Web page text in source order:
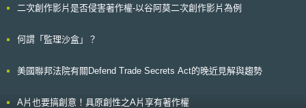
旬發布施行。 面對近幾年行動遊戲的興起，中國大陸政府不斷重申行
性成長，以及生命週期短暫之特色下，遊戲業者未依規定送審情形，並不少
戲的內容管制將日趨落實。對此，我方行動遊戲開發業者宜留意相關發展，
二次創作影片是否侵害著作權-以谷阿莫二次創作影片為例
何謂「監理沙盒」？
美國聯邦法院有關Defend Trade Secrets Act的晚近見解與趨勢
A片也要搞創意！具原創性之A片享有著作權